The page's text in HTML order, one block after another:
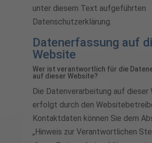
unter diesem Text aufgeführten
Datenschutzerklärung.
Datenerfassung auf
Website
Wer ist verantwortlich für die
auf dieser Website?
Die Datenverarbeitung auf dieser
erfolgt durch den
Kontaktdaten können Sie dem
„Hinweis zur Verantwortlichen